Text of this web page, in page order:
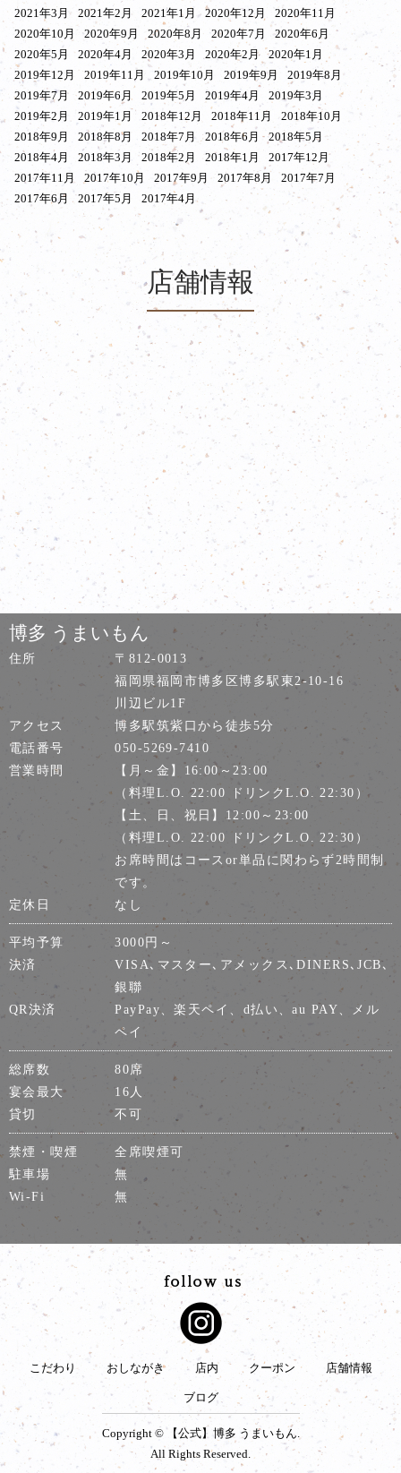
2021年3月
2021年2月 2021年1月 2020年12月
2020年11月
2020年10月
2020年9月 2020年8月 2020年7月
2020年6月
2020年5月
2020年4月 2020年3月 2020年2月
2020年1月
2019年12月
2019年11月 2019年10月 2019年9月
2019年8月
2019年7月
2019年6月 2019年5月 2019年4月
2019年3月
2019年2月
2019年1月 2018年12月 2018年11月
2018年10月
2018年9月
2018年8月 2018年7月 2018年6月
2018年5月
2018年4月
2018年3月 2018年2月 2018年1月
2017年12月
2017年11月
2017年10月 2017年9月 2017年8月
2017年7月
2017年6月
2017年5月 2017年4月
店舗情報
博多 うまいもん
住所
〒812-0013
福岡県福岡市博多区博多駅東2-10-16
川辺ビル1F
アクセス
博多駅筑紫口から徒歩5分
電話番号
050-5269-7410
営業時間
【月～金】16:00～23:00
（料理L.O. 22:00 ドリンクL.O. 22:30）
【土、日、祝日】12:00～23:00
（料理L.O. 22:00 ドリンクL.O. 22:30）
お席時間はコースor単品に関わらず2時間制
です。
定休日
なし
平均予算
3000円～
決済
VISA､マスター､アメックス､DINERS､JCB､
銀聯
QR決済
PayPay、楽天ペイ、d払い、au PAY、メル
ペイ
総席数
80席
宴会最大
16人
貸切
不可
禁煙・喫煙
全席喫煙可
駐車場
無
Wi-Fi
無
こだわり おしながき 店内 クーポン 店舗情報
ブログ
Copyright © 【公式】博多 うまいもん.
All Rights Reserved.